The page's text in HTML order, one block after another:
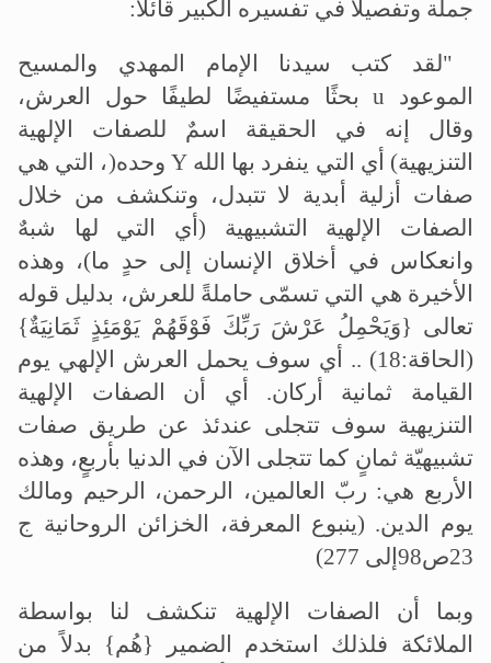
جملة وتفصيلا في تفسيره الكبير قائلا:
"لقد كتب سيدنا الإمام المهدي والمسيح
الموعود
u بحثًا مستفيضًا لطيفًا حول العرش،
وقال إنه في الحقيقة اسمٌ للصفات الإلهية
التنزيهية( أي التي ينفرد بها الله Y وحده)، التي هي
صفات أزلية أبدية لا تتبدل، وتنكشف من خلال
الصفات الإلهية التشبيهية (أي التي لها شبهٌ
وانعكاس في أخلاق الإنسان إلى حدٍ ما)، وهذه
الأخيرة هي التي تسمّى حاملةً للعرش، بدليل قوله
تعالى {وَيَحْمِلُ عَرْشَ رَبِّكَ فَوْقَهُمْ يَوْمَئِذٍ ثَمَانِيَةٌ}
(الحاقة:18) .. أي سوف يحمل العرش الإلهي يوم
القيامة ثمانية أركان. أي أن الصفات الإلهية
التنزيهية سوف تتجلى عندئذ عن طريق صفات
تشبيهيّة ثمانٍ كما تتجلى الآن في الدنيا بأربعٍ، وهذه
الأربع هي: ربّ العالمين، الرحمن، الرحيم ومالك
يوم الدين. (ينبوع المعرفة، الخزائن الروحانية ج
23ص98إلى 277)
وبما أن الصفات الإلهية تنكشف لنا بواسطة
الملائكة فلذلك استخدم الضمير {هُم} بدلاً من